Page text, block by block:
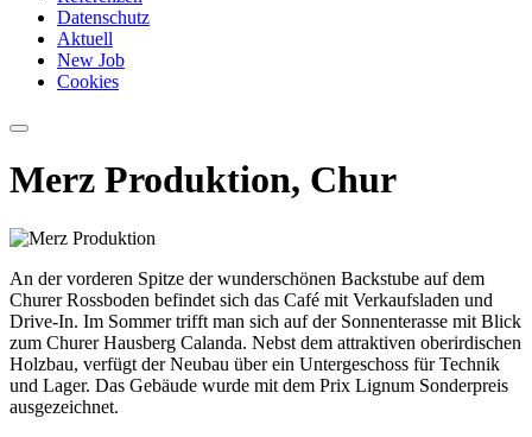
Datenschutz
Aktuell
New Job
Cookies
Merz Produktion, Chur
An der vorderen Spitze der wunderschönen Backstube auf dem
Churer Rossboden befindet sich das Café mit Verkaufsladen und
Drive-In. Im Sommer trifft man sich auf der Sonnenterasse mit Blick
zum Churer Hausberg Calanda. Nebst dem attraktiven oberirdischen
Holzbau, verfügt der Neubau über ein Untergeschoss für Technik
und Lager. Das Gebäude wurde mit dem Prix Lignum Sonderpreis
ausgezeichnet.